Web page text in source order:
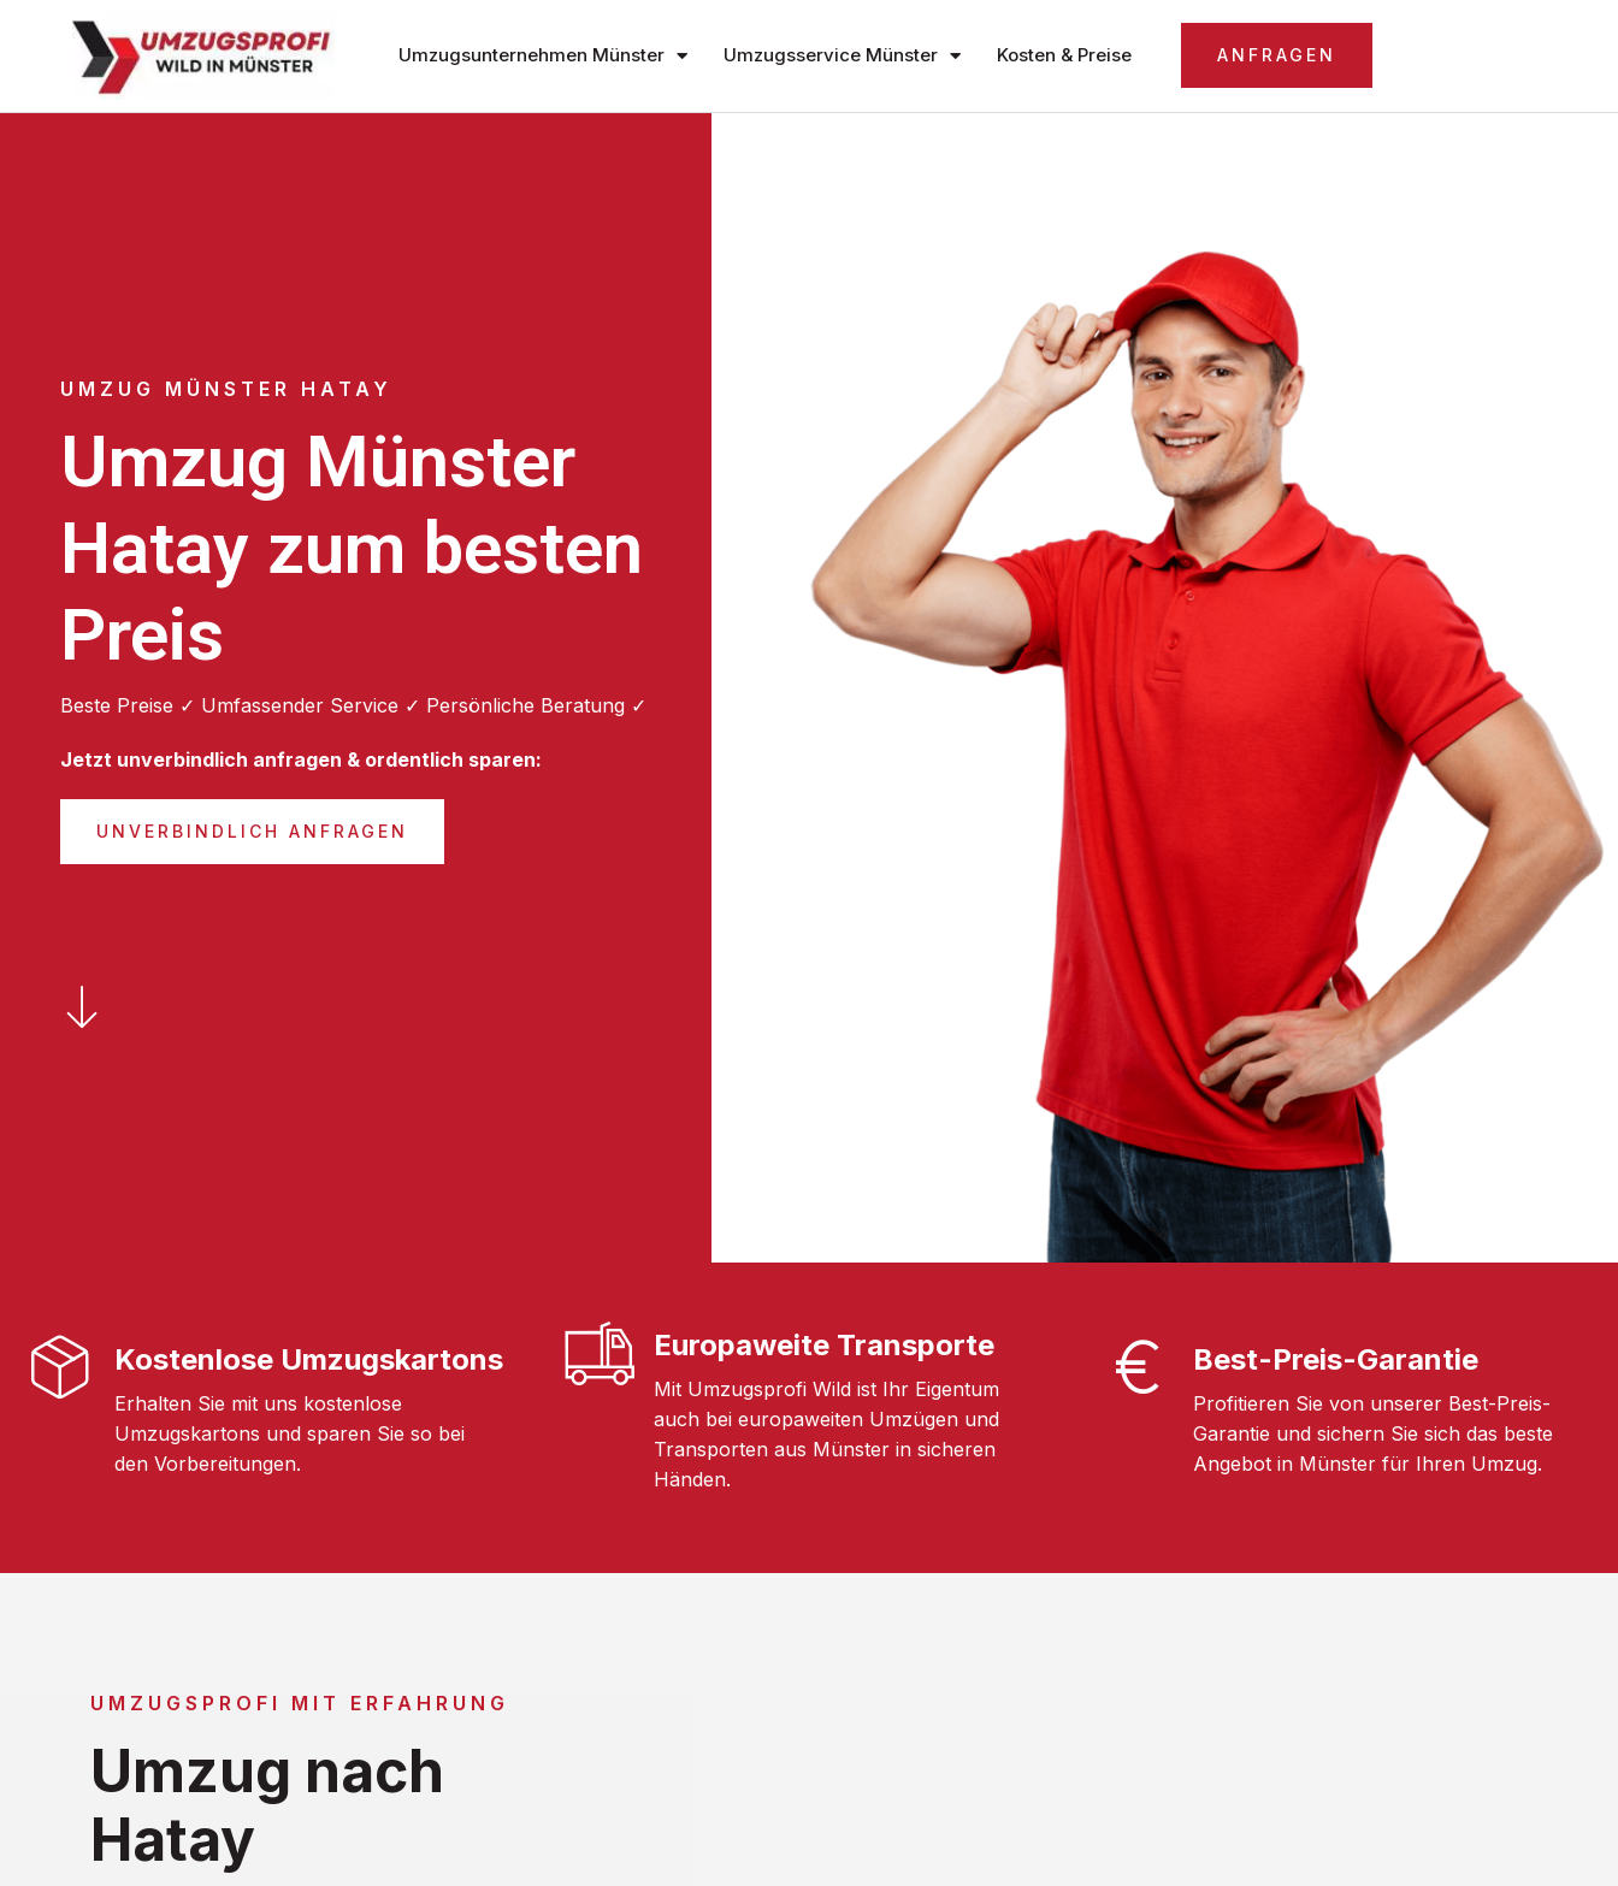
Umzugsunternehmen Münster Umzugsservice Münster Kosten & Preise ANFRAGEN
UMZUG MÜNSTER HATAY
Umzug Münster
Hatay zum besten
Preis
Beste Preise ✓ Umfassender Service ✓ Persönliche Beratung ✓
Jetzt unverbindlich anfragen & ordentlich sparen:
UNVERBINDLICH ANFRAGEN
Kostenlose Umzugskartons
Erhalten Sie mit uns kostenlose
Umzugskartons und sparen Sie so bei
den Vorbereitungen.
Europaweite Transporte
Mit Umzugsprofi Wild ist Ihr Eigentum
auch bei europaweiten Umzügen und
Transporten aus Münster in sicheren
Händen.
Best-Preis-Garantie
Profitieren Sie von unserer Best-Preis-
Garantie und sichern Sie sich das beste
Angebot in Münster für Ihren Umzug.
UMZUGSPROFI MIT ERFAHRUNG
Umzug nach
Hatay